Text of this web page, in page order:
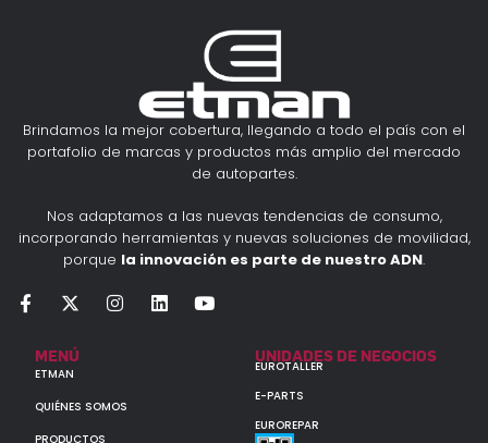
Brindamos la mejor cobertura, llegando a todo el país con el
portafolio de marcas y productos más amplio del mercado
de autopartes.
Nos adaptamos a las nuevas tendencias de consumo,
incorporando herramientas y nuevas soluciones de movilidad,
porque la innovación es parte de nuestro ADN.
MENÚ
ETMAN
QUIÉNES SOMOS
PRODUCTOS
UNIDADES DE NEGOCIOS
EUROTALLER
E-PARTS
EUROREPAR